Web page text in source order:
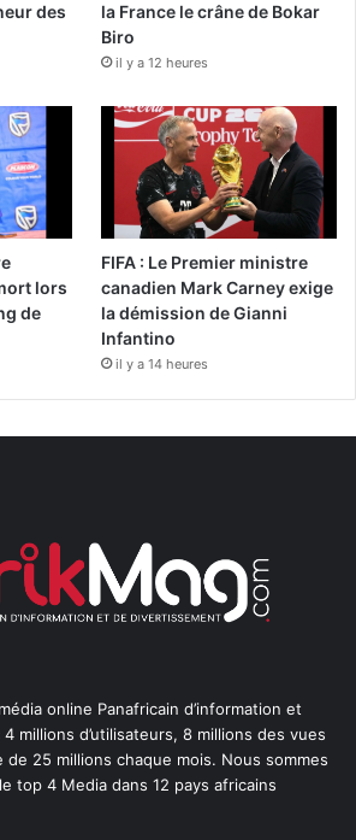
des
la France le crâne de Bokar
Biro
il y a 12 heures
lors
de
FIFA : Le Premier ministre
canadien Mark Carney exige
la démission de Gianni
Infantino
il y a 14 heures
online Panafricain d’information et
millions d’utilisateurs, 8 millions des vues
25 millions chaque mois. Nous sommes
top 4 Media dans 12 pays africains